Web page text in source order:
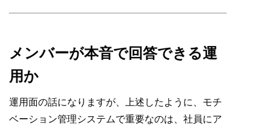
メンバーが本音で回答できる運
用か
運用面の話になりますが、上述したように、モチ
ベーション管理システムで重要なのは、社員にア